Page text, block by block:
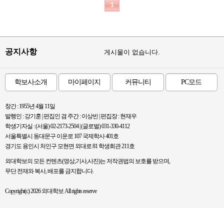
1
공지사항 게시물이 없습니다.
학보사소개 마이페이지 커뮤니티 PC모드
창간 : 1955년 4월 11일
발행인 : 강기훈 | 편집인 겸 주간 : 이상빈 | 편집장 : 현재우
학생기자실 : (서울) 02-2173-2504 | (글로벌) 031-330-4112
서울특별시 동대문구 이운로 107 국제학사 401호
경기도 용인시 처인구 모현면 외대로 81 학생회관 211호
외대학보의 모든 컨텐츠(영상,기사,사진)는 저작권법의 보호를 받으며,
무단 전재와 복사, 배포를 금지합니다.
Copyright(c) 2026 외대학보 All rights reserve